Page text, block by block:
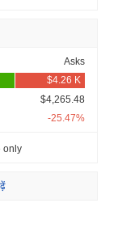
Asks
$4,265.48
-25.47%
only